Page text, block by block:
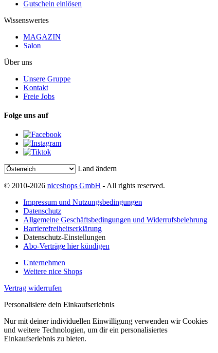
Gutschein einlösen
Wissenswertes
MAGAZIN
Salon
Über uns
Unsere Gruppe
Kontakt
Freie Jobs
Folge uns auf
Land ändern
© 2010-2026 niceshops GmbH - All rights reserved.
Impressum und Nutzungsbedingungen
Datenschutz
Allgemeine Geschäftsbedingungen und Widerrufsbelehrung
Barrierefreiheitserklärung
Datenschutz-Einstellungen
Abo-Verträge hier kündigen
Unternehmen
Weitere nice Shops
Vertrag widerrufen
Personalisiere dein Einkaufserlebnis
Nur mit deiner individuellen Einwilligung verwenden wir Cookies
und weitere Technologien, um dir ein personalisiertes
Einkaufserlebnis zu bieten.